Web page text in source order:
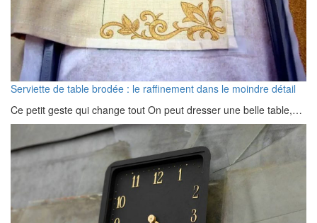
Serviette de table brodée : le raffinement dans le moindre détail
Ce petit geste qui change tout On peut dresser une belle table,…